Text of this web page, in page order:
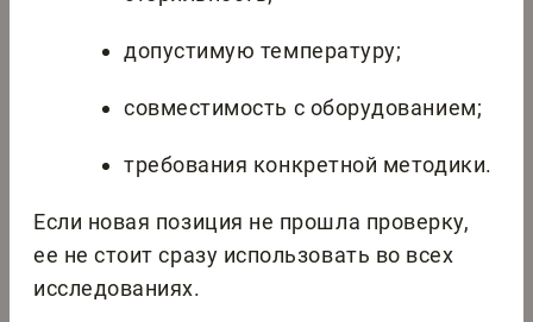
допустимую температуру;
совместимость с оборудованием;
требования конкретной методики.
Если новая позиция не прошла проверку,
ее не стоит сразу использовать во всех
исследованиях.